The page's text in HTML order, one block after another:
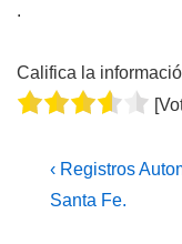
.
Califica la
Navegación
de
La
entrada
‹ Registros
Santa Fe.